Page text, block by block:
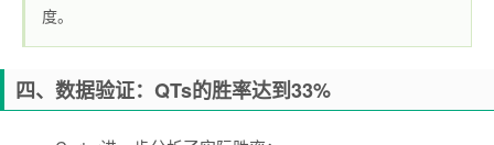
度。
四、数据验证：QTs的胜率达到33%